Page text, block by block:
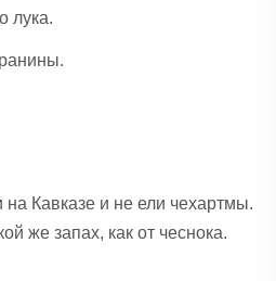
лука.
Кавказе и не ели чехартмы.
же запах, как от чеснока.